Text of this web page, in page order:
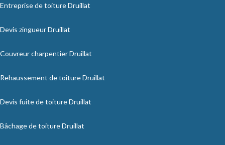
Entreprise de toiture Druillat
Devis zingueur Druillat
Couvreur charpentier Druillat
Rehaussement de toiture Druillat
Devis fuite de toiture Druillat
Bâchage de toiture Druillat